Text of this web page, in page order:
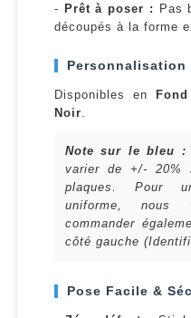
- Prêt à poser :
Pas
découpés à la forme
Personnalisation
Disponibles en
Noir
Note sur le bleu :
varier de +/- 20%
plaques. Pour
uniforme, nous
commander
côté gauche
Pose Facile &